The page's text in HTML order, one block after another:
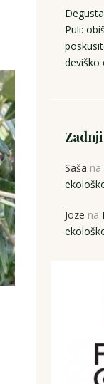
Puli:
deviško
Saša na
Joze na